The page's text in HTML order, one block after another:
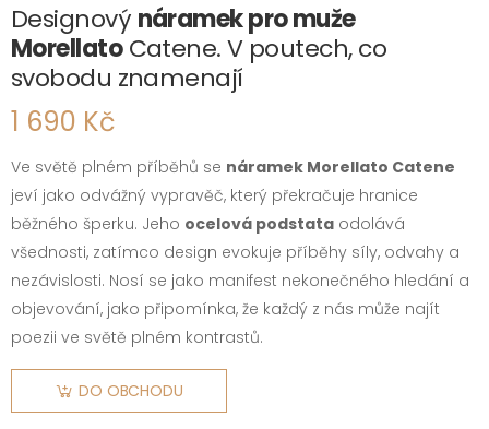
Designový náramek pro muže
MorellatoCatene. V poutech, co
svobodu znamenají
1 690 Kč
Ve světě plném příběhů se náramek Morellato Catene
jeví jako odvážný vypravěč, který překračuje hranice
běžného šperku. Jeho ocelová podstata odolává
všednosti, zatímco design evokuje příběhy síly, odvahy a
nezávislosti. Nosí se jako manifest nekonečného hledání a
objevování, jako připomínka, že každý z nás může najít
poezii ve světě plném kontrastů.
DO OBCHODU